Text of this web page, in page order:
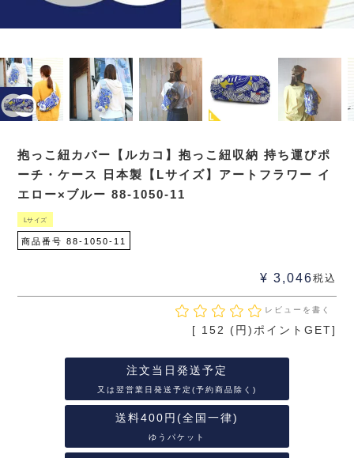
抱っこ紐カバー【ルカコ】抱っこ紐収納 持ち運びポ
ーチ・ケース 日本製【Lサイズ】アートフラワー イ
エロー×ブルー 88-1050-11
Lサイズ
商品番号 88-1050-11
¥ 3,046税込
レビューを書く
[ 152 (円)ポイントGET]
注文当日発送予定
又は翌営業日発送予定(予約商品除く)
送料400円(全国一律)
ゆうパケット